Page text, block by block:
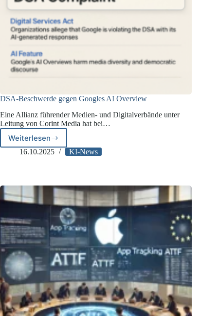
DSA-Beschwerde gegen Googles AI Overview
Eine Allianz führender Medien- und Digitalverbände unter
Leitung von Corint Media hat bei…
Weiterlesen
DSA-
Beschwerde
Overview
16.10.2025 KI-News